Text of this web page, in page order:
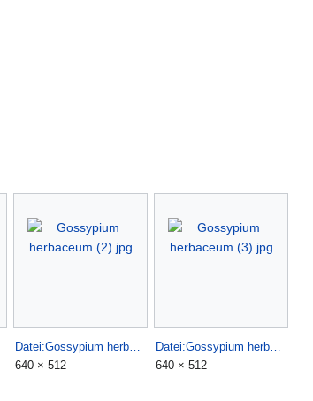
Datei:Gossypium herbaceum (2).jpg
640 × 512
Datei:Gossypium herbaceum (3).jpg
640 × 512